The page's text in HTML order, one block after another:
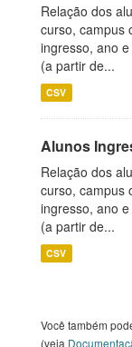
Relação dos
curso, campus
ingresso, ano
(a partir de...
CSV
Alunos
Relação dos
curso, campus
ingresso, ano
(a partir de...
CSV
Você também
(veja